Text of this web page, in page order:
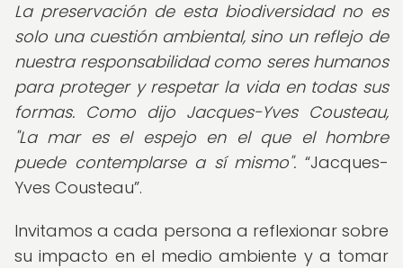
La preservación de esta biodiversidad no es
solo una cuestión ambiental, sino un reflejo de
nuestra responsabilidad como seres humanos
para proteger y respetar la vida en todas sus
formas. Como dijo Jacques-Yves Cousteau,
"La mar es el espejo en el que el hombre
puede contemplarse a sí mismo".
Jacques-
Yves Cousteau .
Invitamos a cada persona a reflexionar sobre
su impacto en el medio ambiente y a tomar